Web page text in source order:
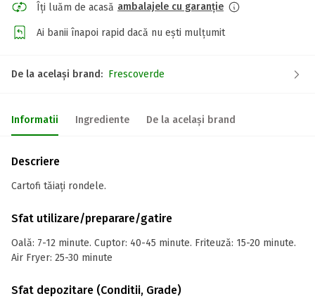
Îți luăm de acasă ambalajele cu garanție
Ai banii înapoi rapid dacă nu ești mulțumit
De la același brand: Frescoverde
Informatii Ingrediente De la același brand
Descriere
Cartofi tăiați rondele.
Sfat utilizare/preparare/gatire
Oală: 7-12 minute. Cuptor: 40-45 minute. Friteuză: 15-20 minute.
Air Fryer: 25-30 minute
Sfat depozitare (Conditii, Grade)